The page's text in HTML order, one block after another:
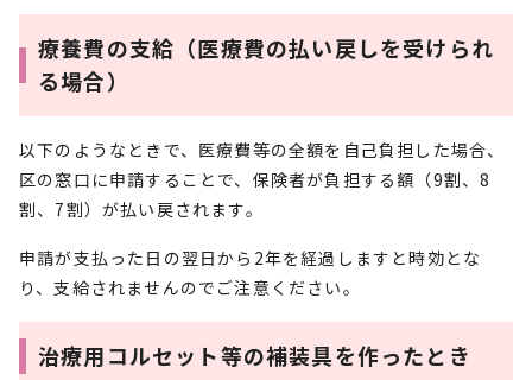
療養費の支給（医療費の払い戻しを受けられ
る場合）
以下のようなときで、医療費等の全額を自己負担した場合、
区の窓口に申請することで、保険者が負担する額（9割、8
割、7割）が払い戻されます。
申請が支払った日の翌日から2年を経過しますと時効とな
り、支給されませんのでご注意ください。
治療用コルセット等の補装具を作ったとき